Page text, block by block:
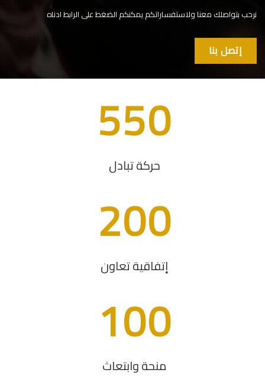
نرحب بتواصلك معنا ولاستفساراتكم يمكنكم الضغط على الرابط ادناه
إتصل بنا
550
حركة تبادل
200
إتفاقية تعاون
100
منحة وابتعاث